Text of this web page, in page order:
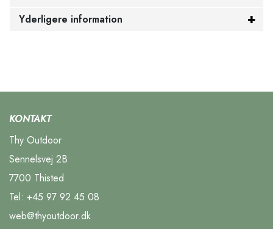
Yderligere information
KONTAKT
Thy Outdoor
Sennelsvej 2B
7700 Thisted
Tel: +45 97 92 45 08
web@thyoutdoor.dk